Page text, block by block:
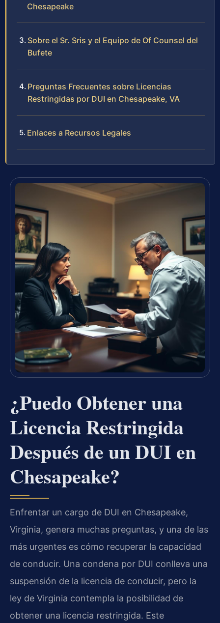
Chesapeake
Sobre el Sr. Sris y el Equipo de Of Counsel del
Bufete
Preguntas Frecuentes sobre Licencias
Restringidas por DUI en Chesapeake, VA
Enlaces a Recursos Legales
¿Puedo Obtener una
Licencia Restringida
Después de un DUI en
Chesapeake?
Enfrentar un cargo de DUI en Chesapeake,
Virginia, genera muchas preguntas, y una de las
más urgentes es cómo recuperar la capacidad
de conducir. Una condena por DUI conlleva una
suspensión de la licencia de conducir, pero la
ley de Virginia contempla la posibilidad de
obtener una licencia restringida. Este